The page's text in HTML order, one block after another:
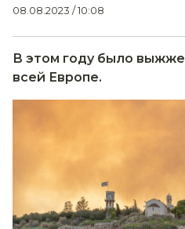
08.08.2023 / 10:08
В этом году было
всей Европе.